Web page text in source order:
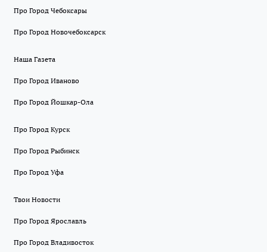
Про Город Чебоксары
Про Город Новочебоксарск
Наша Газета
Про Город Иваново
Про Город Йошкар-Ола
Про Город Курск
Про Город Рыбинск
Про Город Уфа
Твои Новости
Про Город Ярославль
Про Город Владивосток